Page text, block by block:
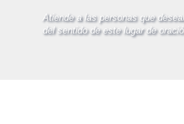
Atiende a las personas que
del sentido de este lugar de